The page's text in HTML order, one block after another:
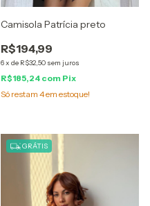
Camisola Patrícia preto
R$194,99
6x de R$32,50 sem juros
R$185,24 com Pix
Só restam 4em estoque!
GRÁTIS